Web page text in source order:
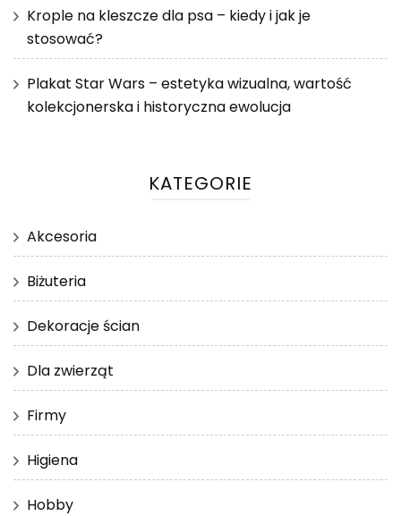
Krople na kleszcze dla psa – kiedy i jak je
stosować?
Plakat Star Wars – estetyka wizualna, wartość
kolekcjonerska i historyczna ewolucja
KATEGORIE
Akcesoria
Biżuteria
Dekoracje ścian
Dla zwierząt
Firmy
Higiena
Hobby